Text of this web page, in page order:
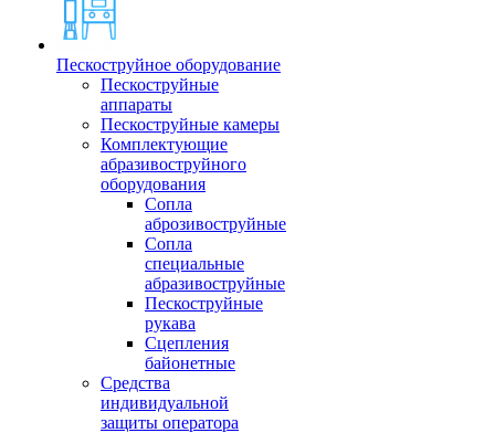
Пескоструйное оборудование
Пескоструйные
аппараты
Пескоструйные камеры
Комплектующие
абразивоструйного
оборудования
Сопла
аброзивоструйные
Сопла
специальные
абразивоструйные
Пескоструйные
рукава
Сцепления
байонетные
Средства
индивидуальной
защиты оператора